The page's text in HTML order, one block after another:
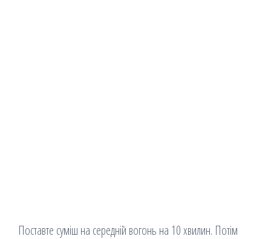
Поставте суміш на середній вогонь на 10 хвилин. Потім